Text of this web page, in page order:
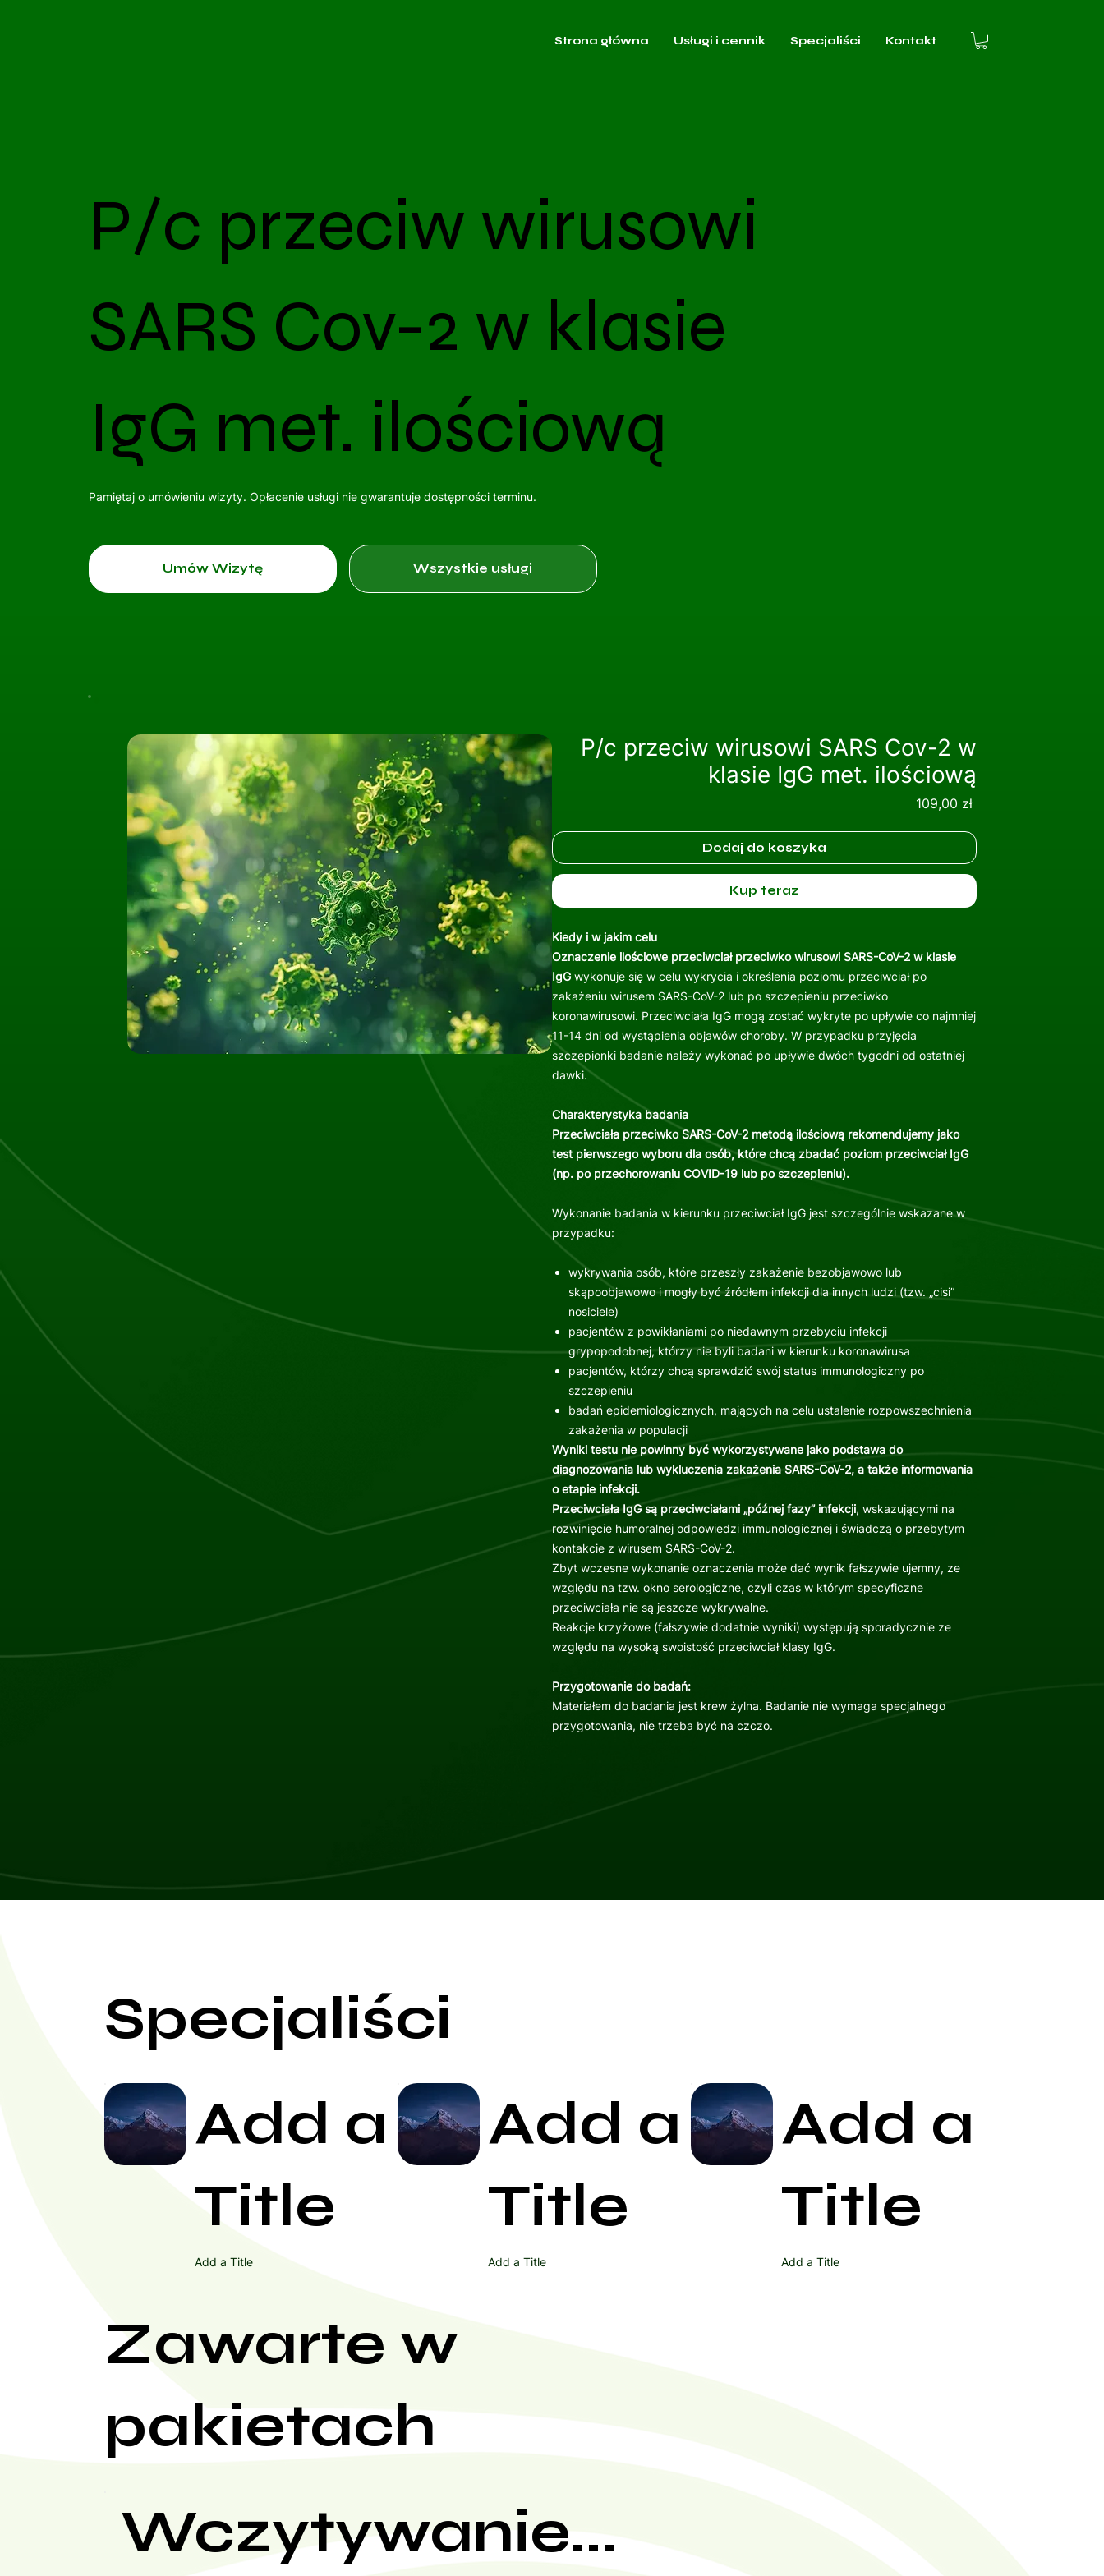
Strona główna Usługi i cennik Specjaliści Kontakt
P/c przeciw wirusowi
SARS Cov-2 w klasie
IgG met. ilościową
Pamiętaj o umówieniu wizyty. Opłacenie usługi nie gwarantuje dostępności terminu.
Umów Wizytę Wszystkie usługi
P/c przeciw wirusowi SARS Cov-2 w
klasie IgG met. ilościową
109,00 złCena
Dodaj do koszyka
Kup teraz
Kiedy i w jakim celu
Oznaczenie ilościowe przeciwciał przeciwko wirusowi SARS-CoV-2 w klasie
IgGwykonuje się w celu wykrycia i określenia poziomu przeciwciał po
zakażeniu wirusem SARS-CoV-2 lub po szczepieniu przeciwko
koronawirusowi. Przeciwciała IgG mogą zostać wykryte po upływie co najmniej
11-14 dni od wystąpienia objawów choroby. W przypadku przyjęcia
szczepionki badanie należy wykonać po upływie dwóch tygodni od ostatniej
dawki.
Charakterystyka badania
Przeciwciała przeciwko SARS-CoV-2 metodą ilościową rekomendujemy jako
test pierwszego wyboru dla osób, które chcą zbadać poziom przeciwciał IgG
(np. po przechorowaniu COVID-19 lub po szczepieniu).
Wykonanie badania w kierunku przeciwciał IgG jest szczególnie wskazane w
przypadku:
wykrywania osób, które przeszły zakażenie bezobjawowo lub
skąpoobjawowo i mogły być źródłem infekcji dla innych ludzi (tzw. „cisi”
nosiciele)
pacjentów z powikłaniami po niedawnym przebyciu infekcji
grypopodobnej, którzy nie byli badani w kierunku koronawirusa
pacjentów, którzy chcą sprawdzić swój status immunologiczny po
szczepieniu
badań epidemiologicznych, mających na celu ustalenie rozpowszechnienia
zakażenia w populacji
Wyniki testu nie powinny być wykorzystywane jako podstawa do
diagnozowania lub wykluczenia zakażenia SARS-CoV-2, a także informowania
o etapie infekcji.
Przeciwciała IgG są przeciwciałami „późnej fazy” infekcji, wskazującymi na
rozwinięcie humoralnej odpowiedzi immunologicznej i świadczą o przebytym
kontakcie z wirusem SARS-CoV-2.
Zbyt wczesne wykonanie oznaczenia może dać wynik fałszywie ujemny, ze
względu na tzw. okno serologiczne, czyli czas w którym specyficzne
przeciwciała nie są jeszcze wykrywalne.
Reakcje krzyżowe (fałszywie dodatnie wyniki) występują sporadycznie ze
względu na wysoką swoistość przeciwciał klasy IgG.
Przygotowanie do badań:
Materiałem do badania jest krew żylna. Badanie nie wymaga specjalnego
przygotowania, nie trzeba być na czczo.
Specjaliści
Add a
Title
Add a Title
Add a
Title
Add a Title
Add a
Title
Add a Title
Zawarte w
pakietach
Wczytywanie...